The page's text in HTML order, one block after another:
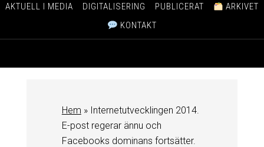
AKTUELL I MEDIA
DIGITALISERING PUBLICERAT
ARKIVET
KONTAKT
Hem » Internetutvecklingen 2014.
E-post regerar ännu och
Facebooks dominans fortsätter.